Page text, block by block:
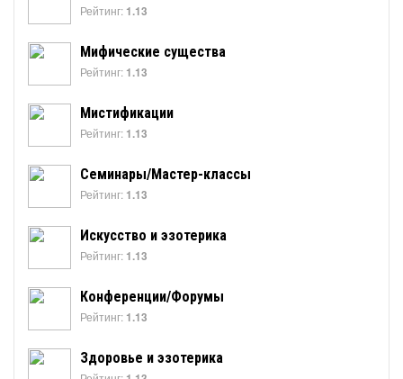
Рейтинг: 1.13
Мифические существа
Рейтинг: 1.13
Мистификации
Рейтинг: 1.13
Семинары/Мастер-классы
Рейтинг: 1.13
Искусство и эзотерика
Рейтинг: 1.13
Конференции/Форумы
Рейтинг: 1.13
Здоровье и эзотерика